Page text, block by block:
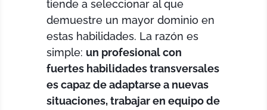
tiende a seleccionar al que
demuestre un mayor dominio en
estas habilidades. La razón es
simple: un profesional con
fuertes habilidades transversales
es capaz de adaptarse a nuevas
situaciones, trabajar en equipo de